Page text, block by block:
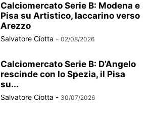
Calciomercato Serie B: Modena e
Pisa su Artistico, Iaccarino verso
Arezzo
Salvatore Ciotta - 02/08/2026
Calciomercato Serie B: D’Angelo
rescinde con lo Spezia, il Pisa
su...
Salvatore Ciotta - 30/07/2026